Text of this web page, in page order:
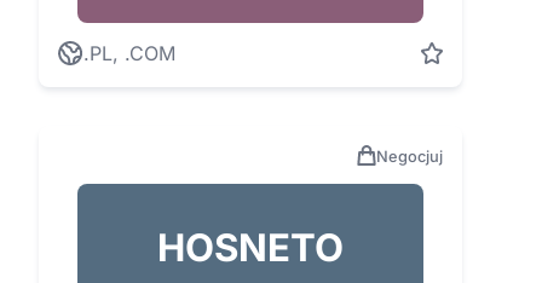
.PL, .COM
Negocjuj
HOSNETO